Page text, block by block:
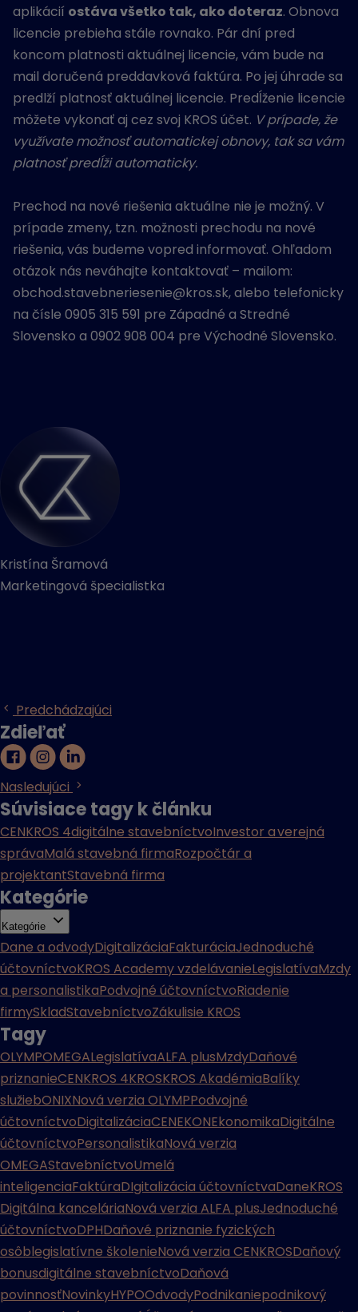
aplikácií ostáva všetko tak, ako doteraz. Obnova
licencie prebieha stále rovnako. Pár dní pred
koncom platnosti aktuálnej licencie, vám bude na
mail doručená preddavková faktúra. Po jej úhrade sa
predlží platnosť aktuálnej licencie. Predĺženie licencie
môžete vykonať aj cez svoj KROS účet. V prípade, že
využívate možnosť automatickej obnovy, tak sa vám
platnosť predĺži automaticky.
Prechod na nové riešenia aktuálne nie je možný. V
prípade zmeny, tzn. možnosti prechodu na nové
riešenia, vás budeme vopred informovať. Ohľadom
otázok nás neváhajte kontaktovať – mailom:
obchod.stavebneriesenie@kros.sk, alebo telefonicky
na čísle 0905 315 591 pre Západné a Stredné
Slovensko a 0902 908 004 pre Východné Slovensko.
Kristína Šramová
Marketingová špecialistka
Predchádzajúci
Zdieľať
Nasledujúci
Súvisiace tagy k článku
CENKROS 4digitálne stavebníctvoInvestor a verejná
správaMalá stavebná firmaRozpočtár a
projektantStavebná firma
Kategórie
Kategórie
Dane a odvodyDigitalizáciaFakturáciaJednoduché
účtovníctvoKROS Academy vzdelávanieLegislatívaMzdy
a personalistikaPodvojné účtovníctvoRiadenie
firmySkladStavebníctvoZákulisie KROS
Tagy
OLYMPOMEGALegislatívaALFA plusMzdyDaňové
priznanieCENKROS 4KROSKROS AkadémiaBalíky
služiebONIXNová verzia OLYMPPodvojné
účtovníctvoDigitalizáciaCENEKONEkonomikaDigitálne
účtovníctvoPersonalistikaNová verzia
OMEGAStavebníctvoUmelá
inteligenciaFaktúraDIgitalizácia účtovníctvaDaneKROS
Digitálna kanceláriaNová verzia ALFA plusJednoduché
účtovníctvoDPHDaňové priznanie fyzických
osôblegislatívne školenieNová verzia CENKROSDaňový
bonusdigitálne stavebníctvoDaňová
povinnosťNovinkyHYPOOdvodyPodnikaniepodnikový